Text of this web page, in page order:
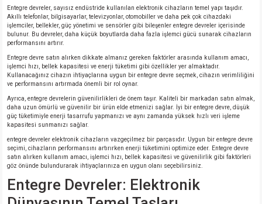
Entegre devreler, sayısız endüstride kullanılan elektronik cihazların temel yapı taşıdır.
Akıllı telefonlar, bilgisayarlar, televizyonlar, otomobiller ve daha pek çok cihazdaki
işlemciler, bellekler, güç yönetimi ve sensörler gibi bileşenler entegre devreler içerisinde
bulunur. Bu devreler, daha küçük boyutlarda daha fazla işlemci gücü sunarak cihazların
performansını artırır.
Entegre devre satın alırken dikkate almanız gereken faktörler arasında kullanım amacı,
işlemci hızı, bellek kapasitesi ve enerji tüketimi gibi özellikler yer almaktadır.
Kullanacağınız cihazın ihtiyaçlarına uygun bir entegre devre seçmek, cihazın verimliliğini
ve performansını artırmada önemli bir rol oynar.
Ayrıca, entegre devrelerin güvenilirlikleri de önem taşır. Kaliteli bir markadan satın almak,
daha uzun ömürlü ve güvenilir bir ürün elde etmenizi sağlar. İyi bir entegre devre, düşük
güç tüketimiyle enerji tasarrufu yapmanızı ve aynı zamanda yüksek hızlı veri işleme
kapasitesi sunmanızı sağlar.
entegre devreler elektronik cihazların vazgeçilmez bir parçasıdır. Uygun bir entegre devre
seçimi, cihazların performansını artırırken enerji tüketimini optimize eder. Entegre devre
satın alırken kullanım amacı, işlemci hızı, bellek kapasitesi ve güvenilirlik gibi faktörleri
göz önünde bulundurarak ihtiyaçlarınıza en uygun olanı seçebilirsiniz.
Entegre Devreler: Elektronik